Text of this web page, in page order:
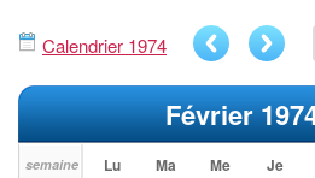
Calendrier 1974
Février
semaine Lu Ma Me Je